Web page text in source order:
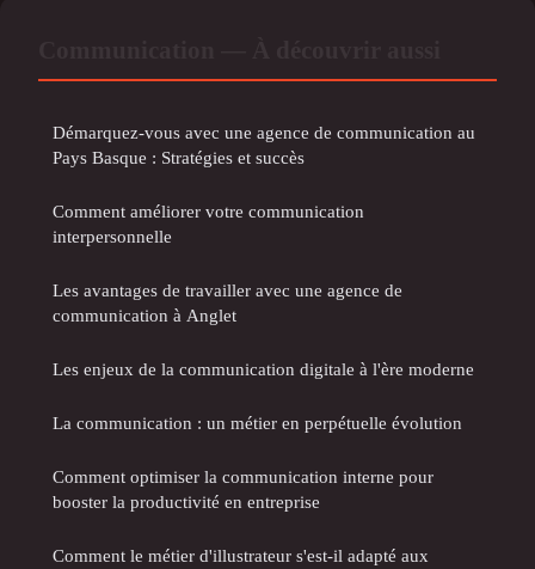
Démarquez-vous avec une agence de communication au
Pays Basque : Stratégies et succès
Comment améliorer votre communication
interpersonnelle
Les avantages de travailler avec une agence de
communication à Anglet
Les enjeux de la communication digitale à l'ère moderne
La communication : un métier en perpétuelle évolution
Comment optimiser la communication interne pour
booster la productivité en entreprise
Comment le métier d'illustrateur s'est-il adapté aux